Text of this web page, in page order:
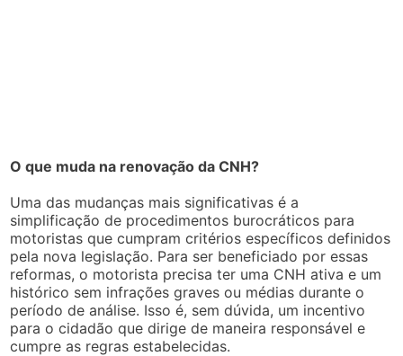
O que muda na renovação da CNH?
Uma das mudanças mais significativas é a
simplificação de procedimentos burocráticos para
motoristas que cumpram critérios específicos definidos
pela nova legislação. Para ser beneficiado por essas
reformas, o motorista precisa ter uma CNH ativa e um
histórico sem infrações graves ou médias durante o
período de análise. Isso é, sem dúvida, um incentivo
para o cidadão que dirige de maneira responsável e
cumpre as regras estabelecidas.